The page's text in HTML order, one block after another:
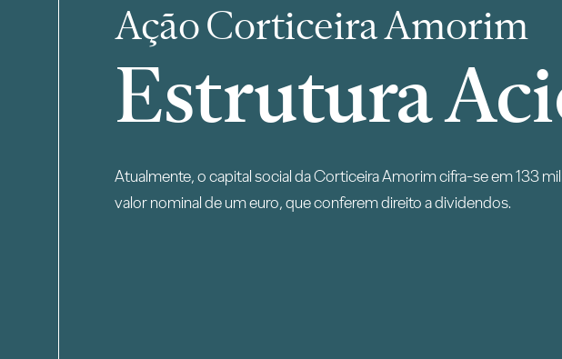
Ação Corticeira Amorim
Estrutura
Atualmente, o capital social da Corticeira Amorim cifra-se em 133
valor nominal de um euro, que conferem direito a dividendos.